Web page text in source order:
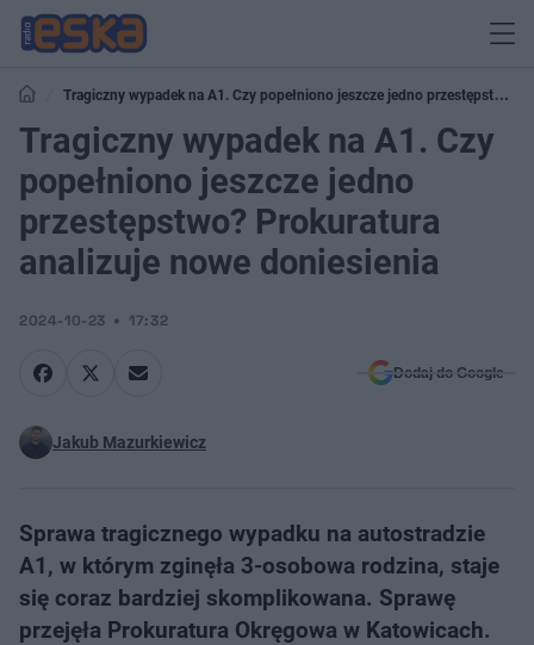
Tragiczny wypadek na A1. Czy popełniono jeszcze jedno przestępstwo?
Prokuratura analizuje nowe doniesienia
Tragiczny wypadek na A1. Czy
popełniono jeszcze jedno
przestępstwo? Prokuratura
analizuje nowe doniesienia
2024-10-23 17:32
Dodaj do Google
Jakub Mazurkiewicz
Sprawa tragicznego wypadku na autostradzie
A1, w którym zginęła 3-osobowa rodzina, staje
się coraz bardziej skomplikowana. Sprawę
przejęła Prokuratura Okręgowa w Katowicach.